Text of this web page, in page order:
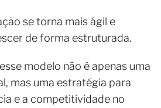
se torna mais ágil e
de forma estruturada.
modelo não é apenas uma
mas uma estratégia para
e a competitividade no